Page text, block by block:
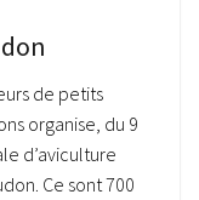
de petits
organise, du 9
d’aviculture
Ce sont 700